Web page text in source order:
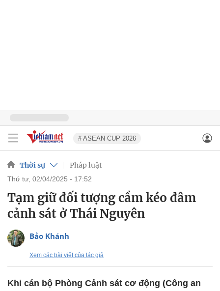
# ASEAN CUP 2026
Thời sự Pháp luật
thứ tư, 02/04/2025 - 17:52
Tạm giữ đối tượng cầm kéo đâm
cảnh sát ở Thái Nguyên
Bảo Khánh
Xem các bài viết của tác giả
Khi cán bộ Phòng Cảnh sát cơ động (Công an